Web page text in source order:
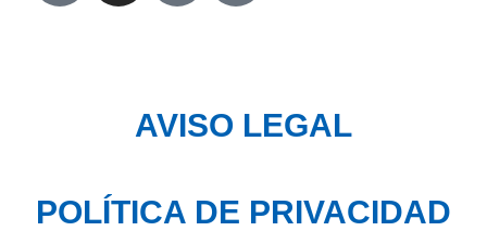
AVISO LEGAL
POLÍTICA DE PRIVACIDAD